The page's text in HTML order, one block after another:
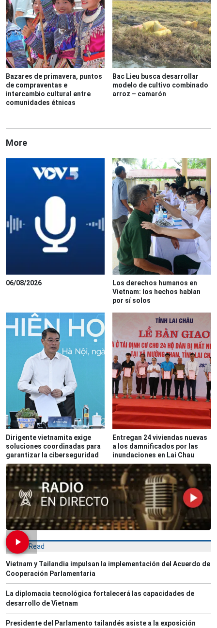
Bazares de primavera, puntos
de compraventas e
intercambio cultural entre
comunidades étnicas
Bac Lieu busca desarrollar
modelo de cultivo combinado
arroz – camarón
More
06/08/2026
Los derechos humanos en
Vietnam: los hechos hablan
por sí solos
Dirigente vietnamita exige
soluciones coordinadas para
garantizar la ciberseguridad
Entregan 24 viviendas nuevas
a los damnificados por las
inundaciones en Lai Chau
Most Read
Vietnam y Tailandia impulsan la implementación del Acuerdo de
Cooperación Parlamentaria
La diplomacia tecnológica fortalecerá las capacidades de
desarrollo de Vietnam
Presidente del Parlamento tailandés asiste a la exposición